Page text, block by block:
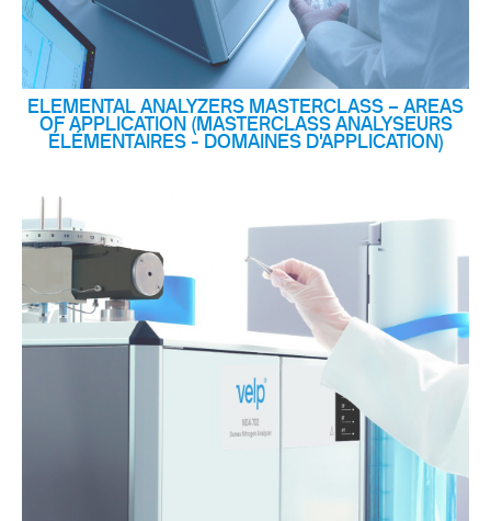
ELEMENTAL ANALYZERS MASTERCLASS – AREAS
OF APPLICATION (MASTERCLASS ANALYSEURS
ÉLÉMENTAIRES - DOMAINES D'APPLICATION)